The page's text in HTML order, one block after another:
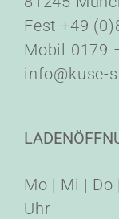
Fest +49
Mobil 0179
info@kuse-
Mo | Mi |
Uhr